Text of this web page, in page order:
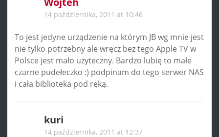
14 października, 2011 at 10:46
To jest jedyne urządzenie na którym JB wg mnie jest
nie tylko potrzebny ale wręcz bez tego Apple TV w
Polsce jest mało użyteczny. Bardzo lubię to małe
czarne pudełeczko :) podpinam do tego serwer NAS
i cała biblioteka pod ręką.
kuri
14 października, 2011 at 12:37